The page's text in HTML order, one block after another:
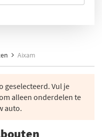
Aixam
geselecteerd. Vul je
alleen onderdelen te
auto.